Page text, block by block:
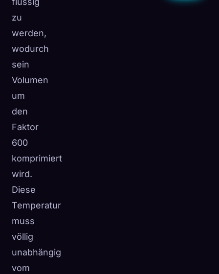
zu
werden,
wodurch
sein
Volumen
um
den
Faktor
600
komprimiert
wird.
Diese
Temperatur
muss
völlig
unabhängig
vom